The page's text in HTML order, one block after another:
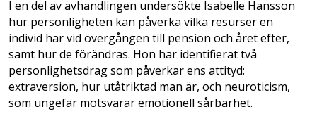
I en del av avhandlingen undersökte Isabelle Hansson
hur personligheten kan påverka vilka resurser en
individ har vid övergången till pension och året efter,
samt hur de förändras. Hon har identifierat två
personlighetsdrag som påverkar ens attityd:
extraversion, hur utåtriktad man är, och neuroticism,
som ungefär motsvarar emotionell sårbarhet.